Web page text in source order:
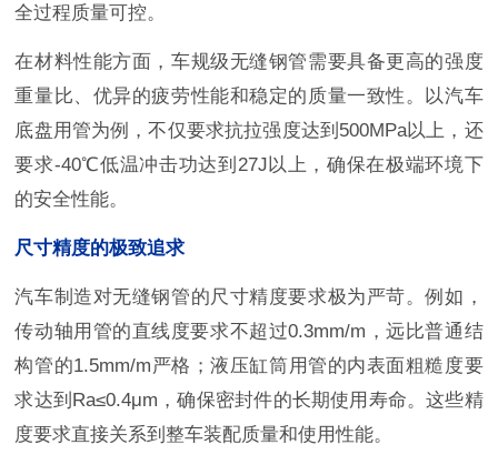
全过程质量可控。
在材料性能方面，车规级无缝钢管需要具备更高的强度
重量比、优异的疲劳性能和稳定的质量一致性。以汽车
底盘用管为例，不仅要求抗拉强度达到500MPa以上，还
要求-40℃低温冲击功达到27J以上，确保在极端环境下
的安全性能。
尺寸精度的极致追求
汽车制造对无缝钢管的尺寸精度要求极为严苛。例如，
传动轴用管的直线度要求不超过0.3mm/m，远比普通结
构管的1.5mm/m严格；液压缸筒用管的内表面粗糙度要
求达到Ra≤0.4μm，确保密封件的长期使用寿命。这些精
度要求直接关系到整车装配质量和使用性能。